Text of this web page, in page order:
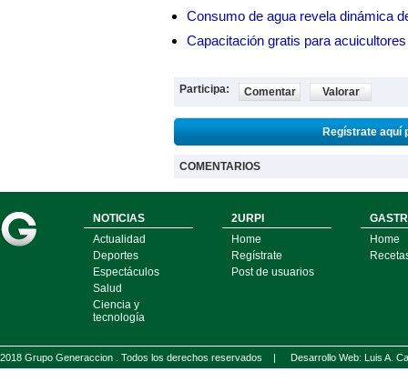
Consumo de agua revela dinámica
Capacitación gratis para
Participa: Comentar Valorar
Regístrate aquí
COMENTARIOS
NOTICIAS
Actualidad
Deportes
Espectáculos
Salud
Ciencia y
tecnología
2URPI
Home
Regístrate
Post de usuarios
Home
2018 Grupo Generaccion . Todos los derechos reservados | Desarrollo Web: Luis